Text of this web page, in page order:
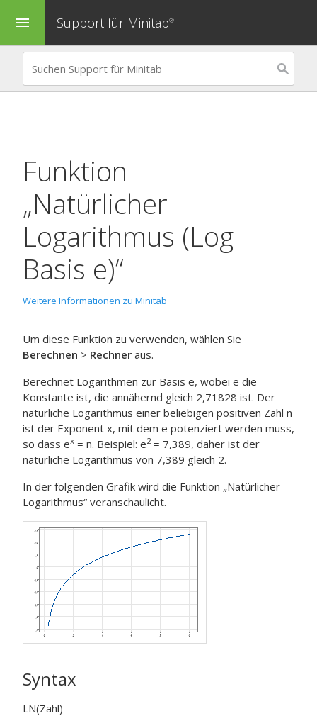
menu Support für Minitab®
Funktion
„Natürlicher
Logarithmus (Log
Basis e)“
Weitere Informationen zu Minitab
Um diese Funktion zu verwenden, wählen Sie
Berechnen > Rechner aus.
Berechnet Logarithmen zur Basis e, wobei e die
Konstante ist, die annähernd gleich 2,71828 ist. Der
natürliche Logarithmus einer beliebigen positiven Zahl n
ist der Exponent x, mit dem e potenziert werden muss,
so dass ex = n. Beispiel: e2= 7,389, daher ist der
natürliche Logarithmus von 7,389 gleich 2.
In der folgenden Grafik wird die Funktion „Natürlicher
Logarithmus“ veranschaulicht.
Syntax
LN(Zahl)